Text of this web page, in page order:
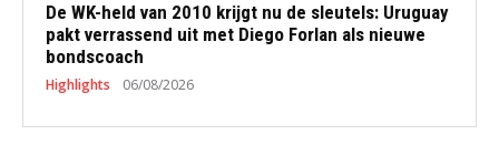
De WK-held van 2010 krijgt nu de sleutels: Uruguay
pakt verrassend uit met Diego Forlan als nieuwe
bondscoach
Highlights 06/08/2026